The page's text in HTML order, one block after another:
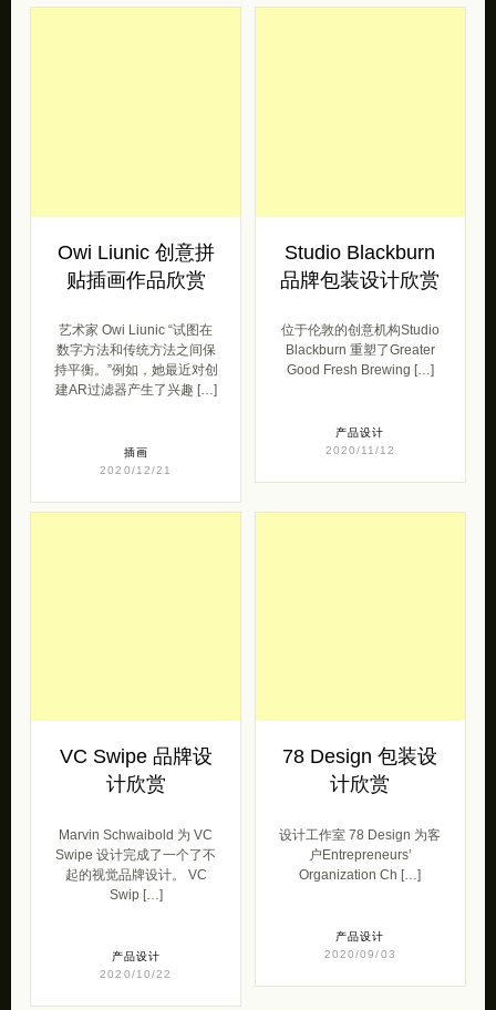
Owi Liunic 创意拼
贴插画作品欣赏
艺术家 Owi Liunic “试图在
数字方法和传统方法之间保
持平衡。”例如，她最近对创
建AR过滤器产生了兴趣 […]
插画
2020/12/21
Studio Blackburn
品牌包装设计欣赏
位于伦敦的创意机构Studio
Blackburn 重塑了Greater
Good Fresh Brewing […]
产品设计
2020/11/12
VC Swipe 品牌设
计欣赏
Marvin Schwaibold 为 VC
Swipe 设计完成了一个了不
起的视觉品牌设计。 VC
Swip […]
产品设计
2020/10/22
78 Design 包装设
计欣赏
设计工作室 78 Design 为客
户Entrepreneurs’
Organization Ch […]
产品设计
2020/09/03